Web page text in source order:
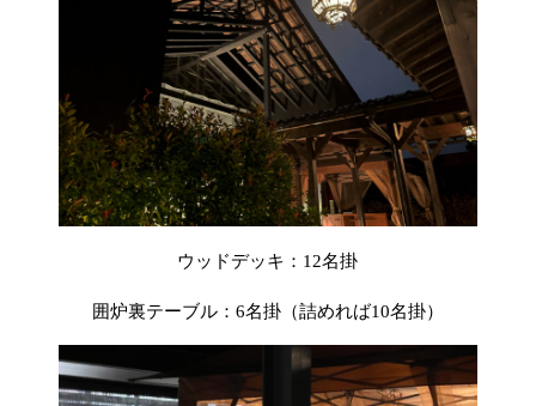
ウッドデッキ：12名掛
囲炉裏テーブル：6名掛（詰めれば10名掛）